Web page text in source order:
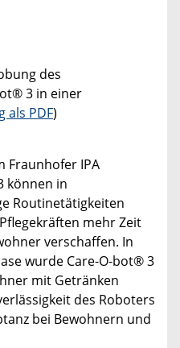
des
3 in einer
als PDF)
Fraunhofer IPA
können in
Routinetätigkeiten
mehr Zeit
verschaffen. In
wurde Care-O-bot® 3
mit Getränken
des Roboters
bei Bewohnern und